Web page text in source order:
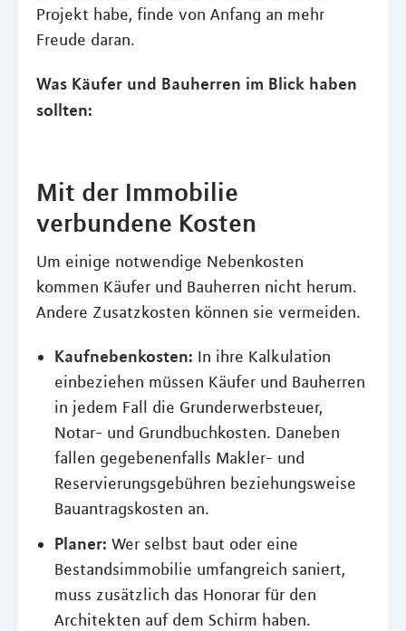
Projekt habe, finde von Anfang an mehr
Freude daran.
Was Käufer und Bauherren im Blick haben
sollten:
Mit der Immobilie
verbundene Kosten
Um einige notwendige Nebenkosten
kommen Käufer und Bauherren nicht herum.
Andere Zusatzkosten können sie vermeiden.
Kaufnebenkosten: In ihre Kalkulation
einbeziehen müssen Käufer und Bauherren
in jedem Fall die Grunderwerbsteuer,
Notar- und Grundbuchkosten. Daneben
fallen gegebenenfalls Makler- und
Reservierungsgebühren beziehungsweise
Bauantragskosten an.
Planer: Wer selbst baut oder eine
Bestandsimmobilie umfangreich saniert,
muss zusätzlich das Honorar für den
Architekten auf dem Schirm haben.